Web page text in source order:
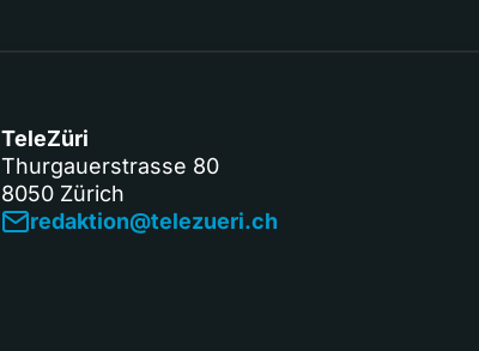
TeleZüri
Thurgauerstrasse 80
8050 Zürich
redaktion@telezueri.ch